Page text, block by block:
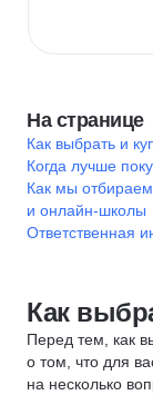
На странице
Как выбрать и
Когда лучше
Как мы
и онлайн-школы
Ответственная
Как
Перед тем, как
о том, что для
на несколько